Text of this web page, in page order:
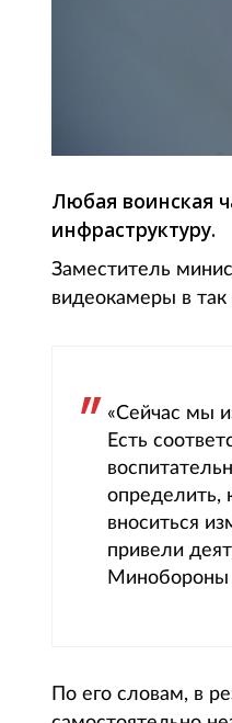
Любая воинская
инфраструктуру.
Заместитель
видеокамеры в так
«Сейчас мы
Есть
определить,
вноситься
привели
По его словам, в